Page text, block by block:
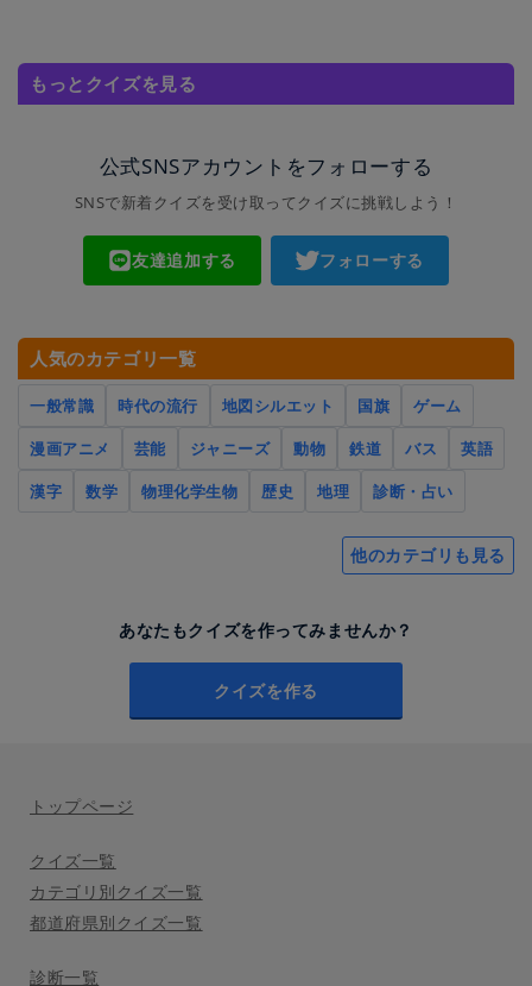
もっとクイズを見る
公式SNSアカウントをフォローする
SNSで新着クイズを受け取ってクイズに挑戦しよう！
友達追加する フォローする
人気のカテゴリ一覧
一般常識 時代の流行 地図シルエット 国旗
ゲーム
漫画アニメ
芸能 ジャニーズ 動物 鉄道 バス
英語
漢字
数学 物理化学生物 歴史 地理 診断・占い
他のカテゴリも見る
あなたもクイズを作ってみませんか？
クイズを作る
トップページ
クイズ一覧
カテゴリ別クイズ一覧
都道府県別クイズ一覧
診断一覧